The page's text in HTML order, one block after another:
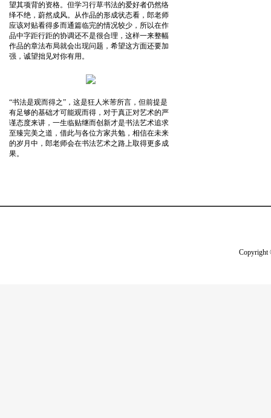
望其项背的资格。但学习行草书法的爱好者仍然络
绎不绝，蔚然成风。从作品的形成状态看，郎老师
应该对贴看得多而通篇临完的情况较少，所以在作
品中字距行距的协调还不是很合理，这样一来整幅
作品的章法布局就会出现问题，希望这方面还要加
强，诚望拙见对你有用。
“书法是观而得之”，这是狂人米芾所言，但前提是
有足够的基础才可能观而得，对于真正对艺术的严
谨态度来讲，一生临贴继而创新才是书法艺术追求
至臻完美之道，借此与各位方家共勉，相信在未来
的岁月中，郎老师会在书法艺术之路上取得更多成
果。
Copyright